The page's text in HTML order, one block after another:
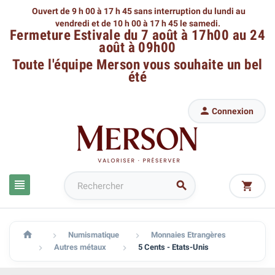
Ouvert de 9 h 00 à 17 h 45 sans interruption du lundi au
vendredi et de 10 h 00 à 17 h 45 le samedi.
Fermeture Estivale du 7 août à 17h00 au 24
août à 09h00
Toute l'équipe Mersonvous souhaite un bel
été
 
 Connexion

  Numismatique  Monnaies Etrangères
 Autres métaux  5 Cents - Etats-Unis